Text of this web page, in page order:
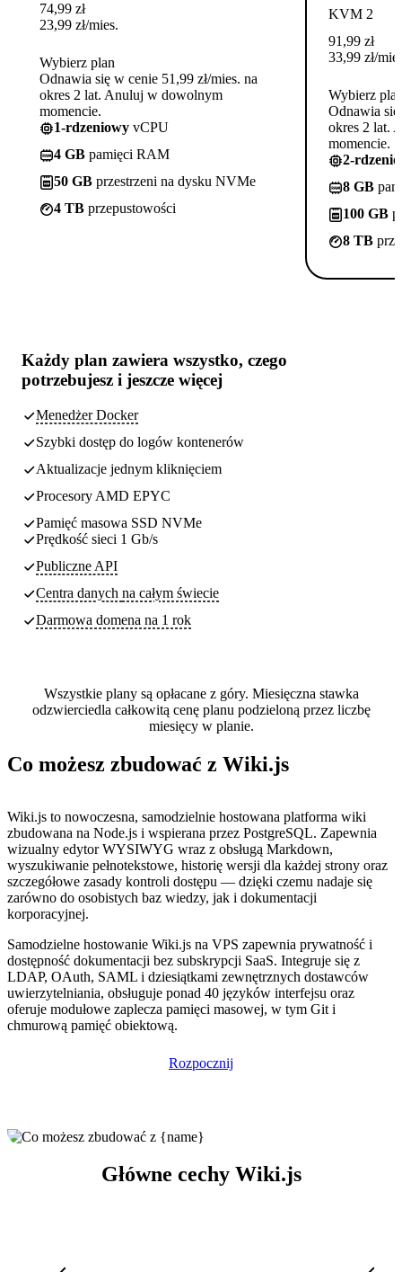
74,99 zł
23,99 zł/mies.
Wybierz plan
Odnawia się w cenie 51,99 zł/mies. na
okres 2 lat. Anuluj w dowolnym
momencie.
1-rdzeniowy vCPU
4 GB pamięci RAM
50 GB przestrzeni na dysku NVMe
4 TB przepustowości
KVM 2
91,99 zł
33,99 zł/
Wybierz
Odnawia się
okres 2 lat.
momencie.
2-
8 GB
100 GB
8 TB
Każdy plan zawiera wszystko, czego
potrzebujesz i jeszcze więcej
Menedżer Docker
Szybki dostęp do logów kontenerów
Aktualizacje jednym kliknięciem
Procesory AMD EPYC
Pamięć masowa SSD NVMe
Prędkość sieci 1 Gb/s
Publiczne API
Centra danych na całym świecie
Darmowa domena na 1 rok
Wszystkie plany są opłacane z góry. Miesięczna stawka
odzwierciedla całkowitą cenę planu podzieloną przez liczbę
miesięcy w planie.
Co możesz zbudować z Wiki.js
Wiki.js to nowoczesna, samodzielnie hostowana platforma wiki
zbudowana na Node.js i wspierana przez PostgreSQL. Zapewnia
wizualny edytor WYSIWYG wraz z obsługą Markdown,
wyszukiwanie pełnotekstowe, historię wersji dla każdej strony oraz
szczegółowe zasady kontroli dostępu — dzięki czemu nadaje się
zarówno do osobistych baz wiedzy, jak i dokumentacji
korporacyjnej.
Samodzielne hostowanie Wiki.js na VPS zapewnia prywatność i
dostępność dokumentacji bez subskrypcji SaaS. Integruje się z
LDAP, OAuth, SAML i dziesiątkami zewnętrznych dostawców
uwierzytelniania, obsługuje ponad 40 języków interfejsu oraz
oferuje modułowe zaplecza pamięci masowej, w tym Git i
chmurową pamięć obiektową.
Rozpocznij
Główne cechy Wiki.js